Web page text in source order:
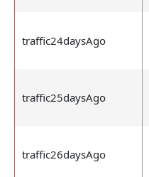
traffic24daysAgo
traffic25daysAgo
traffic26daysAgo